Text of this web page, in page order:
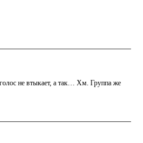
не втыкает, а так… Хм. Группа же